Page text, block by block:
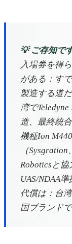
💡 ご存知で
入場券を得
がある：す
製造する道
湾で
造、最終統
機種Ion
（
Roboticsと協
UAS/NDAA
代償は：台
国ブランド